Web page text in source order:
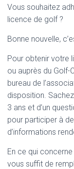
Vous souhaitez
licence de golf ?
Bonne nouvelle,
Pour obtenir votre
ou auprès du Golf-
bureau de
disposition.
3 ans et d’un
pour participer à
d’informations
En ce qui
vous suffit de